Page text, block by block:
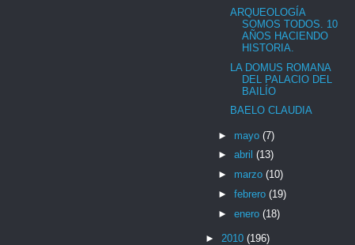
ARQUEOLOGÍA
SOMOS TODOS. 10
AÑOS HACIENDO
HISTORIA.
LA DOMUS ROMANA
DEL PALACIO DEL
BAILÍO
BAELO CLAUDIA
► mayo (7)
► abril (13)
► marzo (10)
► febrero (19)
► enero (18)
► 2010 (196)